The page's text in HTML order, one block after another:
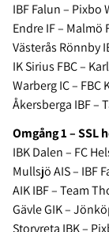
IBF Falun – Pixbo
Endre IF – Malmö
Västerås Rönnby
IK Sirius FBC –
Warberg IC – FBC
Åkersberga IBF –
Omgång 1 – SSL
IBK Dalen – FC
Mullsjö AIS – IBF
AIK IBF – Team
Gävle GIK –